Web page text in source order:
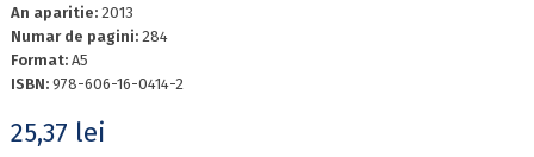
An aparitie: 2013
Numar de pagini: 284
Format: A5
ISBN: 978-606-16-0414-2
25,37 lei